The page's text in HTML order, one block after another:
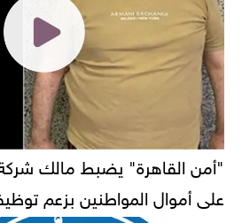
"أمن القاهرة" يضبط مالك
على أموال المواطنين بزعم